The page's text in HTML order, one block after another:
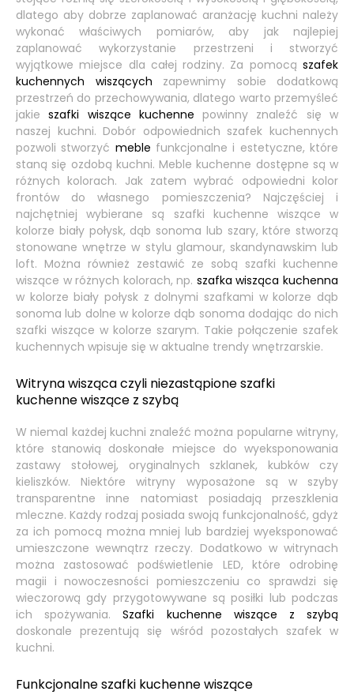
dlatego aby dobrze zaplanować aranżację kuchni należy
wykonać właściwych pomiarów, aby jak najlepiej
zaplanować wykorzystanie przestrzeni i stworzyć
wyjątkowe miejsce dla całej rodziny. Za pomocą szafek
kuchennych wiszących zapewnimy sobie dodatkową
przestrzeń do przechowywania, dlatego warto przemyśleć
jakieszafki wiszące kuchenne powinny znaleźć się w
naszej kuchni. Dobór odpowiednich szafek kuchennych
pozwoli stworzyć meble funkcjonalne i estetyczne, które
staną się ozdobą kuchni. Meble kuchenne dostępne są w
różnych kolorach. Jak zatem wybrać odpowiedni kolor
frontów do własnego pomieszczenia? Najczęściej i
najchętniej wybierane są szafki kuchenne wiszące w
kolorze biały połysk, dąb sonoma lub szary, które stworzą
stonowane wnętrze w stylu glamour, skandynawskim lub
loft. Można również zestawić ze sobą szafki kuchenne
wiszące w różnych kolorach, np. szafka wisząca kuchenna
w kolorze biały połysk z dolnymi szafkami w kolorze dąb
sonoma lub dolne w kolorze dąb sonoma dodając do nich
szafki wiszące w kolorze szarym. Takie połączenie szafek
kuchennych wpisuje się w aktualne trendy wnętrzarskie.
Witrynawisząca czyli niezastąpione szafki
kuchenne wiszące z szybą
W niemal każdej kuchni znaleźć można popularne witryny,
które stanowią doskonałe miejsce do wyeksponowania
zastawy stołowej, oryginalnych szklanek, kubków czy
kieliszków. Niektóre witryny wyposażone są w szyby
transparentne inne natomiast posiadają przeszklenia
mleczne. Każdy rodzaj posiada swoją funkcjonalność, gdyż
za ich pomocą można mniej lub bardziej wyeksponować
umieszczone wewnątrz rzeczy. Dodatkowo w witrynach
można zastosować podświetlenie LED, które odrobinę
magii i nowoczesności pomieszczeniu co sprawdzi się
wieczorową gdy przygotowywane są posiłki lub podczas
ich spożywania.Szafki kuchenne wiszące z szybą
doskonale prezentują się wśród pozostałych szafek w
kuchni.
Funkcjonalne szafki kuchenne wiszące